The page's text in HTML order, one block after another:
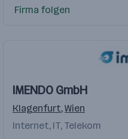
Senior Java Developer
Firma folgen
IMENDO GmbH
Klagenfurt,Wien
Internet, IT, Telekom